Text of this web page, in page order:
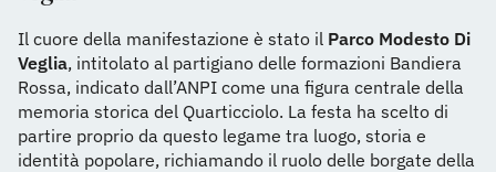
Il cuore della manifestazione è stato il Parco Modesto Di
Veglia, intitolato al partigiano delle formazioni Bandiera
Rossa, indicato dall’ANPI come una figura centrale della
memoria storica del Quarticciolo. La festa ha scelto di
partire proprio da questo legame tra luogo, storia e
identità popolare, richiamando il ruolo delle borgate della